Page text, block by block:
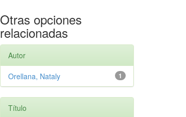
Otras opciones
relacionadas
Autor
1
Orellana, Nataly
Título